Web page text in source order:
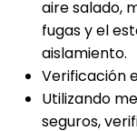
aire salado,
fugas y el
aislamiento.
Verificación
Utilizando
seguros,